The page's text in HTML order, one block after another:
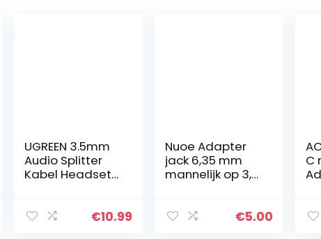
UGREEN 3.5mm
Audio Splitter
Kabel Headset
Compatibel met
€10.99
Nuoe Adapter
jack 6,35 mm
mannelijk op 3,5
stereo-jack voor
€5.00
C